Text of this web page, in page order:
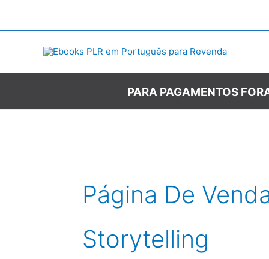
PARA PAGAMENTOS
Página De
Storytelling